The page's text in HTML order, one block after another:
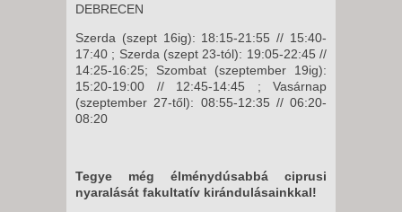
DEBRECEN
Szerda (szept 16ig): 18:15-21:55 // 15:40-
17:40 ; Szerda (szept 23-tól): 19:05-22:45 //
14:25-16:25; Szombat (szeptember 19ig):
15:20-19:00 // 12:45-14:45 ; Vasárnap
(szeptember 27-től): 08:55-12:35 // 06:20-
08:20
Tegye még élménydúsabbá ciprusi
nyaralását fakultatív kirándulásainkkal!